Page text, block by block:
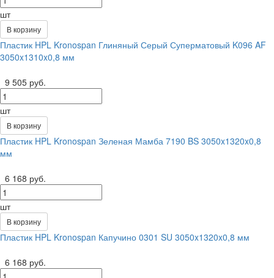
шт
В корзину
Пластик HPL Kronospan Глиняный Серый Суперматовый K096 AF
3050x1310x0,8 мм
9 505 руб.
шт
В корзину
Пластик HPL Kronospan Зеленая Мамба 7190 BS 3050x1320x0,8
мм
6 168 руб.
шт
В корзину
Пластик HPL Kronospan Капучино 0301 SU 3050x1320x0,8 мм
6 168 руб.